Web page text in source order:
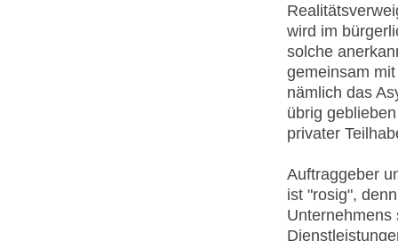
wird im
solche
gemeinsam
nämlich das
übrig
privater
Auftraggeber
ist "rosig",
Unternehmens